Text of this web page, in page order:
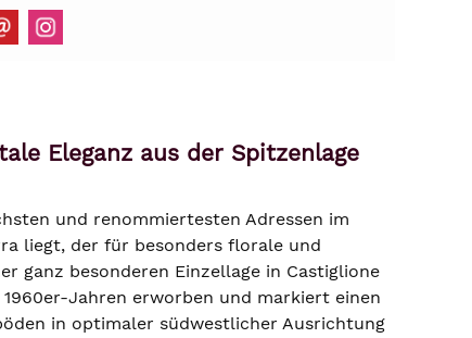
Eleganz aus der Spitzenlage
und renommiertesten Adressen im
liegt, der für besonders florale und
ganz besonderen Einzellage in Castiglione
Jahren erworben und markiert einen
in optimaler südwestlicher Ausrichtung